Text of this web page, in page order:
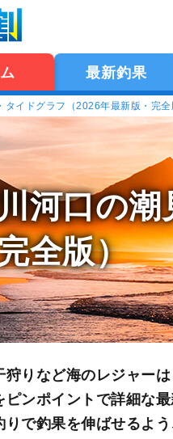
最新釣果
タイドグラフ（2026年最新版・完全
河口の潮
全版）
狩りなど海のレジャー
ピンポイントで詳細な
りで釣果を伸ばせるよ